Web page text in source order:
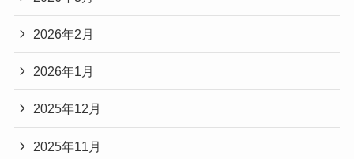
2026年2月
2026年1月
2025年12月
2025年11月